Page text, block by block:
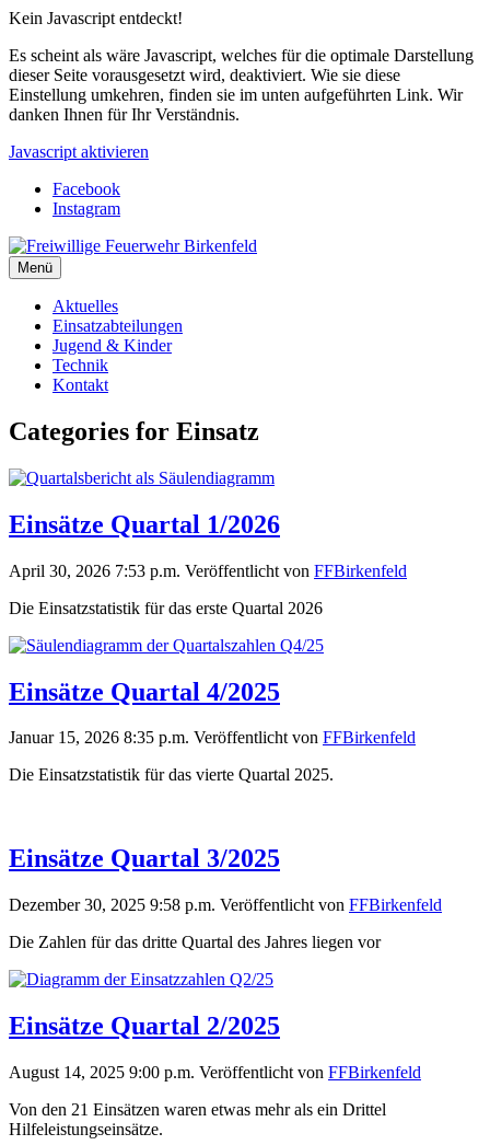
Kein Javascript entdeckt!
Es scheint als wäre Javascript, welches für die optimale Darstellung
dieser Seite vorausgesetzt wird, deaktiviert. Wie sie diese
Einstellung umkehren, finden sie im unten aufgeführten Link. Wir
danken Ihnen für Ihr Verständnis.
Javascript aktivieren
Facebook
Instagram
Menü
Aktuelles
Einsatzabteilungen
Jugend & Kinder
Technik
Kontakt
Categories for Einsatz
Einsätze Quartal 1/2026
April 30, 2026 7:53 p.m. Veröffentlicht von FFBirkenfeld
Die Einsatzstatistik für das erste Quartal 2026
Einsätze Quartal 4/2025
Januar 15, 2026 8:35 p.m. Veröffentlicht von FFBirkenfeld
Die Einsatzstatistik für das vierte Quartal 2025.
Einsätze Quartal 3/2025
Dezember 30, 2025 9:58 p.m. Veröffentlicht von FFBirkenfeld
Die Zahlen für das dritte Quartal des Jahres liegen vor
Einsätze Quartal 2/2025
August 14, 2025 9:00 p.m. Veröffentlicht von FFBirkenfeld
Von den 21 Einsätzen waren etwas mehr als ein Drittel
Hilfeleistungseinsätze.